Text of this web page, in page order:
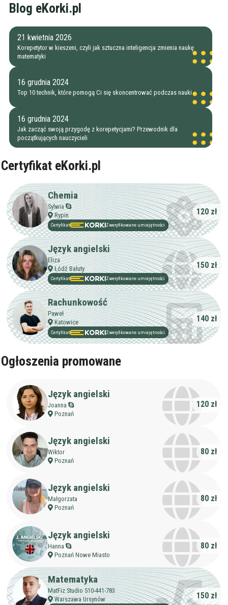
Blog eKorki.pl
21 kwietnia 2026
Korepetytor w kieszeni, czyli jak sztuczna inteligencja zmienia naukę
matematyki
16 grudnia 2024
Top 10 technik, które pomogą Ci się skoncentrować podczas nauki
16 grudnia 2024
Jak zacząć swoją przygodę z korepetycjami? Przewodnik dla
początkujących nauczycieli
Certyfikat eKorki.pl
Chemia
Sylwia
Rypin
Certyfikat Zweryfikowane umiejętności
120 zł
Język angielski
Eliza
Łódź Bałuty
Certyfikat Zweryfikowane umiejętności
150 zł
Rachunkowość
Paweł
Katowice
Certyfikat Zweryfikowane umiejętności
140 zł
Ogłoszenia promowane
Język angielski
Joanna
Poznań
120 zł
Język angielski
Wiktor
Poznań
80 zł
Język angielski
Małgorzata
Poznań
80 zł
Język angielski
Hanna
Poznań Nowe Miasto
80 zł
Matematyka
MatFiz Studio 510-441-783
Warszawa Ursynów
150 zł